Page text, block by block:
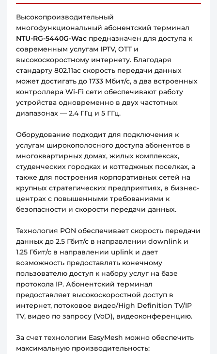
Высокопроизводительный
многофункциональный абонентский терминал
NTU-RG-5440G-Wac предназначен для доступа к
современным услугам IPTV, OTT и
высокоскоростному интернету. Благодаря
стандарту 802.11ac скорость передачи данных
может достигать до 1733 Мбит/с, а два встроенных
контроллера Wi-Fi сети обеспечивают работу
устройства одновременно в двух частотных
диапазонах — 2.4 ГГц и 5 ГГц.
Оборудование подходит для подключения к
услугам широкополосного доступа абонентов в
многоквартирных домах, жилых комплексах,
студенческих городках и коттеджных поселках, а
также для построения корпоративных сетей на
крупных стратегических предприятиях, в бизнес-
центрах с повышенными требованиями к
безопасности и скорости передачи данных.
Технология PON обеспечивает скорость передачи
данных до 2.5 Гбит/с в направлении downlink и
1.25 Гбит/с в направлении uplink и дает
возможность предоставлять конечному
пользователю доступ к набору услуг на базе
протокола IP. Абонентский терминал
предоставляет высокоскоростной доступ в
интернет, потоковое видео/High Definition TV/IP
TV, видео по запросу (VoD), видеоконференцию.
За счет технологии EasyMesh можно обеспечить
максимальную производительность: